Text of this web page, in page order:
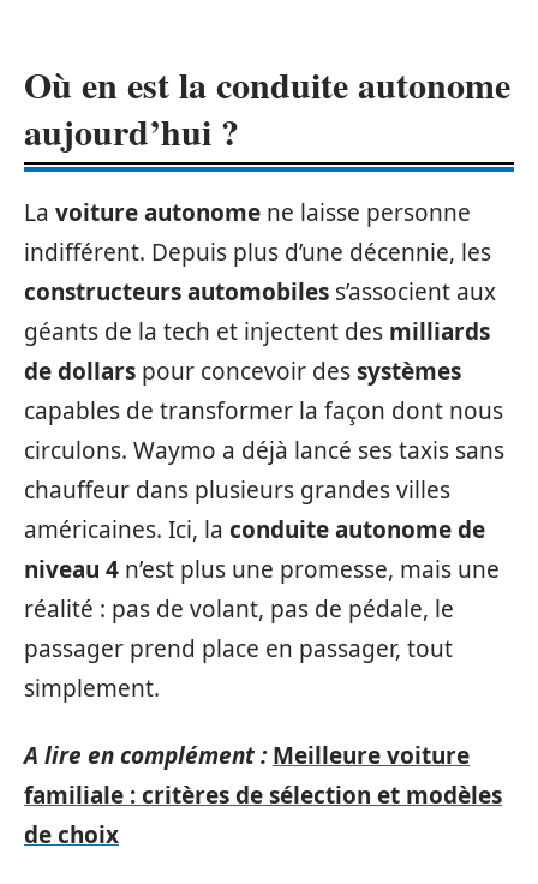
Où en est la conduite autonome
aujourd’hui ?
La voiture autonome ne laisse personne
indifférent. Depuis plus d’une décennie, les
constructeurs automobiles s’associent aux
géants de la tech et injectent des milliards
de dollars pour concevoir dessystèmes
capables de transformer la façon dont nous
circulons. Waymo a déjà lancé ses taxis sans
chauffeur dans plusieurs grandes villes
américaines. Ici, la conduite autonome de
niveau 4 n’est plus une promesse, mais une
réalité : pas de volant, pas de pédale, le
passager prend place en passager, tout
simplement.
A lire en complément : Meilleure voiture
familiale : critères de sélection et modèles
de choix